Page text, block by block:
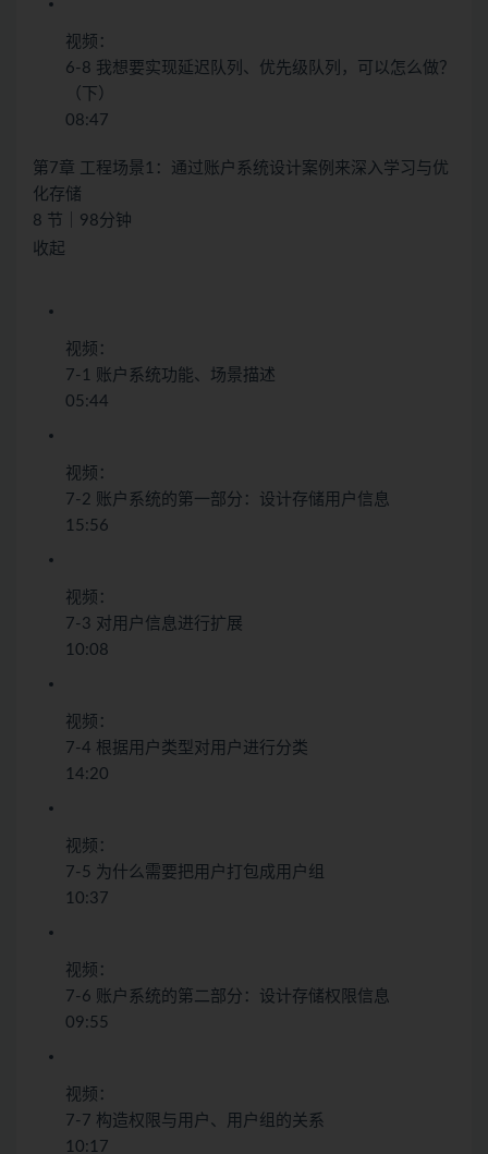
视频：
6-8 我想要实现延迟队列、优先级队列，可以怎么做？
（下）
08:47
第7章 工程场景1：通过账户系统设计案例来深入学习与优
化存储
8 节｜98分钟
收起
视频：
7-1 账户系统功能、场景描述
05:44
视频：
7-2 账户系统的第一部分：设计存储用户信息
15:56
视频：
7-3 对用户信息进行扩展
10:08
视频：
7-4 根据用户类型对用户进行分类
14:20
视频：
7-5 为什么需要把用户打包成用户组
10:37
视频：
7-6 账户系统的第二部分：设计存储权限信息
09:55
视频：
7-7 构造权限与用户、用户组的关系
10:17